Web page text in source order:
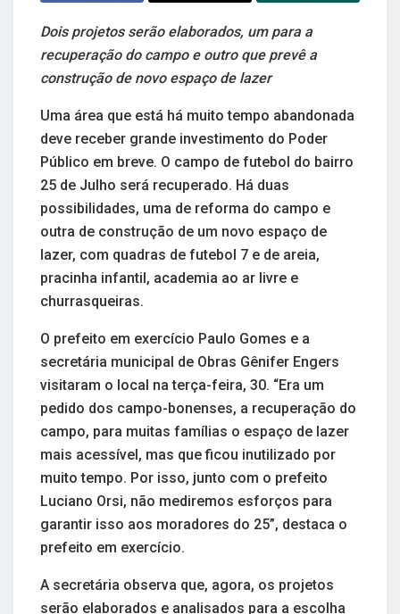
Dois projetos serão elaborados, um para a
recuperação do campo e outro que prevê a
construção de novo espaço de lazer
Uma área que está há muito tempo abandonada
deve receber grande investimento do Poder
Público em breve. O campo de futebol do bairro
25 de Julho será recuperado. Há duas
possibilidades, uma de reforma do campo e
outra de construção de um novo espaço de
lazer, com quadras de futebol 7 e de areia,
pracinha infantil, academia ao ar livre e
churrasqueiras.
O prefeito em exercício Paulo Gomes e a
secretária municipal de Obras Gênifer Engers
visitaram o local na terça-feira, 30. “Era um
pedido dos campo-bonenses, a recuperação do
campo, para muitas famílias o espaço de lazer
mais acessível, mas que ficou inutilizado por
muito tempo. Por isso, junto com o prefeito
Luciano Orsi, não mediremos esforços para
garantir isso aos moradores do 25”, destaca o
prefeito em exercício.
A secretária observa que, agora, os projetos
serão elaborados e analisados para a escolha